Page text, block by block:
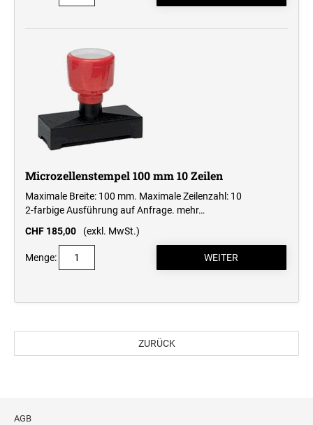
Microzellenstempel 100 mm 10 Zeilen
Maximale Breite: 100 mm. Maximale Zeilenzahl: 10
2-farbige Ausführung auf Anfrage. mehr…
CHF 185,00
(exkl. MwSt.)
Menge:
ZURÜCK
AGB